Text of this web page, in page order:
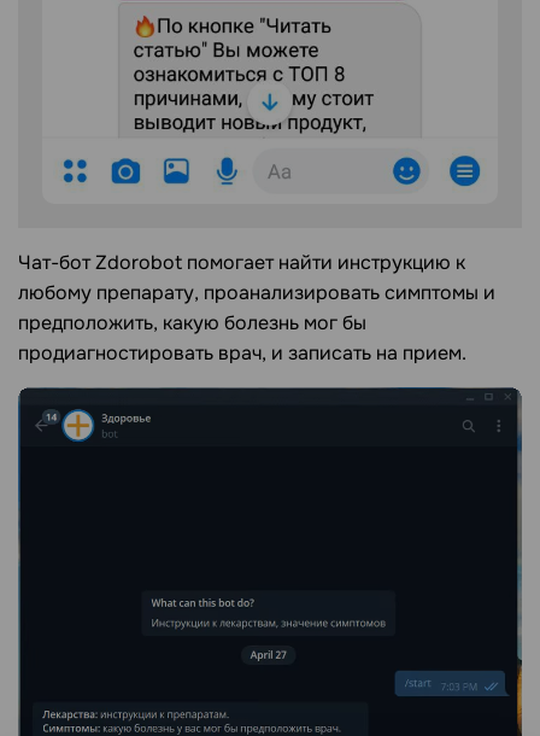
Чат-бот Zdorobot помогает найти инструкцию к
любому препарату, проанализировать симптомы и
предположить, какую болезнь мог бы
продиагностировать врач, и записать на прием.